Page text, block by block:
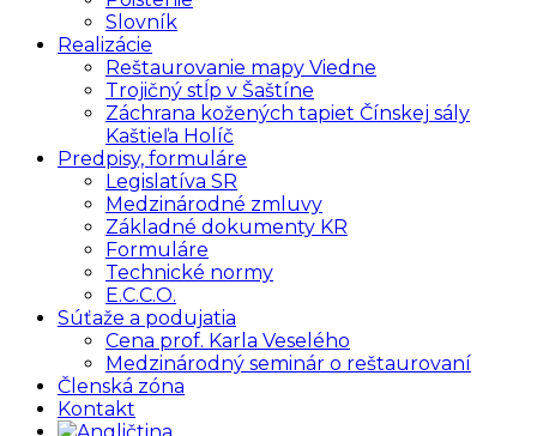
Slovník
Realizácie
Reštaurovanie mapy Viedne
Trojičný stĺp v Šaštíne
Záchrana kožených tapiet Čínskej sály
Kaštieľa Holíč
Predpisy, formuláre
Legislatíva SR
Medzinárodné zmluvy
Základné dokumenty KR
Formuláre
Technické normy
E.C.C.O.
Súťaže a podujatia
Cena prof. Karla Veselého
Medzinárodný seminár o reštaurovaní
Členská zóna
Kontakt